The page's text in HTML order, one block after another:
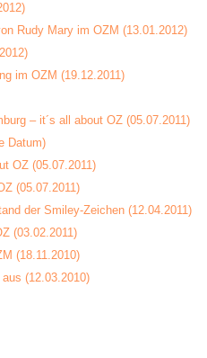
Rudy Mary im OZM (13.01.2012)
im OZM (19.12.2011)
– it´s all about OZ (05.07.2011)
Datum)
OZ (05.07.2011)
(05.07.2011)
der Smiley-Zeichen (12.04.2011)
(03.02.2011)
(18.11.2010)
(12.03.2010)